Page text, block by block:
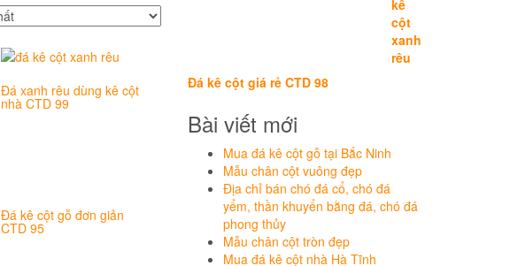
Đá xanh rêu dùng kê cột
nhà CTD 99
Đá kê cột gỗ đơn giản
CTD 95
Đá kê cột giá rẻ CTD 98
Bài viết mới
Mua đá kê cột gỗ tại Bắc Ninh
Mẫu chân cột vuông đẹp
Địa chỉ bán chó đá cổ, chó đá
yểm, thần khuyển bằng đá, chó đá
phong thủy
Mẫu chân cột tròn đẹp
Mua đá kê cột nhà Hà Tĩnh